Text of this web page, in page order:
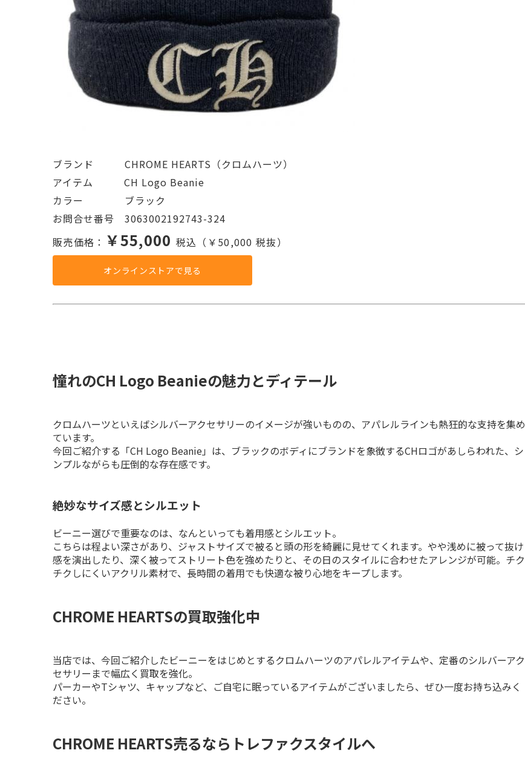
ブランド   CHROME HEARTS（クロムハーツ）
アイテム   CH Logo Beanie
カラー    ブラック
お問合せ番号 3063002192743-324
販売価格： ￥55,000 税込（￥50,000 税抜）
オンラインストアで見る
憧れのCH Logo Beanieの魅力とディテール
クロムハーツといえばシルバーアクセサリーのイメージが強いものの、アパレルラインも熱狂的な支持を集め
ています。
今回ご紹介する「CH Logo Beanie」は、ブラックのボディにブランドを象徴するCHロゴがあしらわれた、シ
ンプルながらも圧倒的な存在感です。
絶妙なサイズ感とシルエット
ビーニー選びで重要なのは、なんといっても着用感とシルエット。
こちらは程よい深さがあり、ジャストサイズで被ると頭の形を綺麗に見せてくれます。やや浅めに被って抜け
感を演出したり、深く被ってストリート色を強めたりと、その日のスタイルに合わせたアレンジが可能。チク
チクしにくいアクリル素材で、長時間の着用でも快適な被り心地をキープします。
CHROME HEARTSの買取強化中
当店では、今回ご紹介したビーニーをはじめとするクロムハーツのアパレルアイテムや、定番のシルバーアク
セサリーまで幅広く買取を強化。
パーカーやTシャツ、キャップなど、ご自宅に眠っているアイテムがございましたら、ぜひ一度お持ち込みく
ださい。
CHROME HEARTS売るならトレファクスタイルへ